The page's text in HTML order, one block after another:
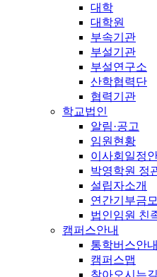
대학
대학원
부속기관
부설기관
부설연구소
산학협력단
협력기관
학교법인
알림·공고
임원현황
이사회일정
박영학원 정
설립자소개
연간기부금
법인임원 친
캠퍼스안내
통학버스안내
캠퍼스맵